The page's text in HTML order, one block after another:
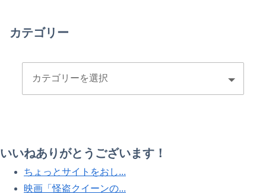
カテゴリー
いいねありがとうございます！
ちょっとサイトをおし...
映画「怪盗クイーンの...